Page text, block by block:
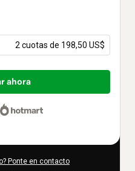
2 cuotas de 198,50 US$
ahora
Ponte en contacto